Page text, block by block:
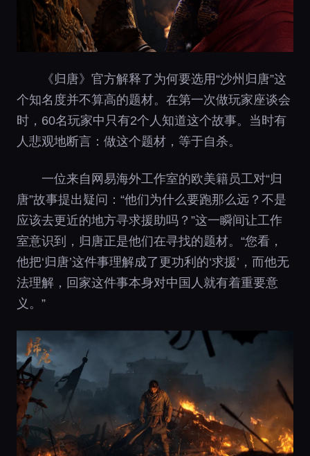
《归唐》官方解释了为何要选用“沙州归唐”这
个知名度并不算高的题材。在第一次做玩家座谈会
时，60名玩家中只有2个人知道这个故事。当时有
人悲观地断言：做这个题材，等于自杀。
一位来自网易海外工作室的欧美籍员工对“归
唐”故事提出疑问：“他们为什么要跑那么远？不是
应该去更近的地方寻求援助吗？”这一瞬间让工作
室意识到，归唐正是他们在寻找的题材。“您看，
他把‘归唐’这件事理解成了更功利的‘求援’，而他无
法理解，回家这件事本身对中国人就有着重要意
义。”